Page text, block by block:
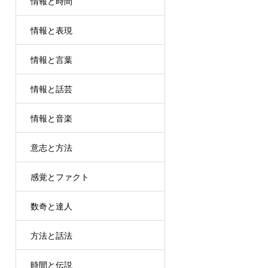
情報と表現
情報と言葉
情報と話芸
情報と音楽
意志と方法
感覚とファクト
数奇と達人
方法と話法
時間と伝説